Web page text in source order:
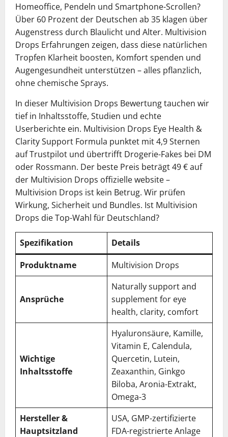
Homeoffice, Pendeln und Smartphone-Scrollen?
Über 60 Prozent der Deutschen ab 35 klagen über
Augenstress durch Blaulicht und Alter. Multivision
Drops Erfahrungen zeigen, dass diese natürlichen
Tropfen Klarheit boosten, Komfort spenden und
Augengesundheit unterstützen – alles pflanzlich,
ohne chemische Sprays.
In dieser Multivision Drops Bewertung tauchen wir
tief in Inhaltsstoffe, Studien und echte
Userberichte ein. Multivision Drops Eye Health &
Clarity Support Formula punktet mit 4,9 Sternen
auf Trustpilot und übertrifft Drogerie-Fakes bei DM
oder Rossmann. Der beste Preis beträgt 49 € auf
der Multivision Drops offizielle website –
Multivision Drops ist kein Betrug. Wir prüfen
Wirkung, Sicherheit und Bundles. Ist Multivision
Drops die Top-Wahl für Deutschland?
Spezifikation
Details
Produktname
Multivision Drops
Ansprüche
Naturally support and
supplement for eye
health, clarity, comfort
Wichtige
Inhaltsstoffe
Hyaluronsäure, Kamille,
Vitamin E, Calendula,
Quercetin, Lutein,
Zeaxanthin, Ginkgo
Biloba, Aronia-Extrakt,
Omega-3
Hersteller &
Hauptsitzland
USA, GMP-zertifizierte
FDA-registrierte Anlage